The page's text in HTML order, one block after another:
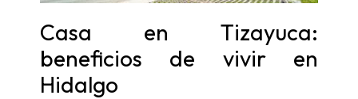
Casa en Tizayuca:
beneficios de vivir en
Hidalgo